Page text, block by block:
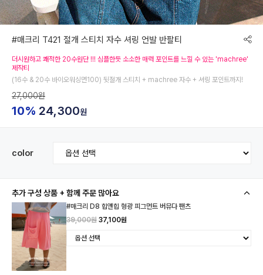
#매크리 T421 절개 스티치 자수 셔링 언발 반팔티
더시원하고 쾌적한 20수원단 !!! 심플한듯 소소한 매력 포인트를 느낄 수 있는 'machree'
제작티
(16수 & 20수 바이오워싱면100) 뒷절개 스티치 + machree 자수 + 셔링 포인트까지!
27,000원
10% 24,300원
color
추가 구성 상품 + 함께 주문 많아요
#매크리 D8 힙앤힙 형광 피그먼트 버뮤다 팬츠
39,000원 37,100원